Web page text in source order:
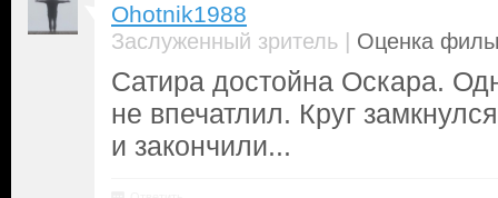
Ohotnik1988
Заслуженный зритель | Оценка
Сатира достойна Оскара.
не впечатлил. Круг
и закончили...